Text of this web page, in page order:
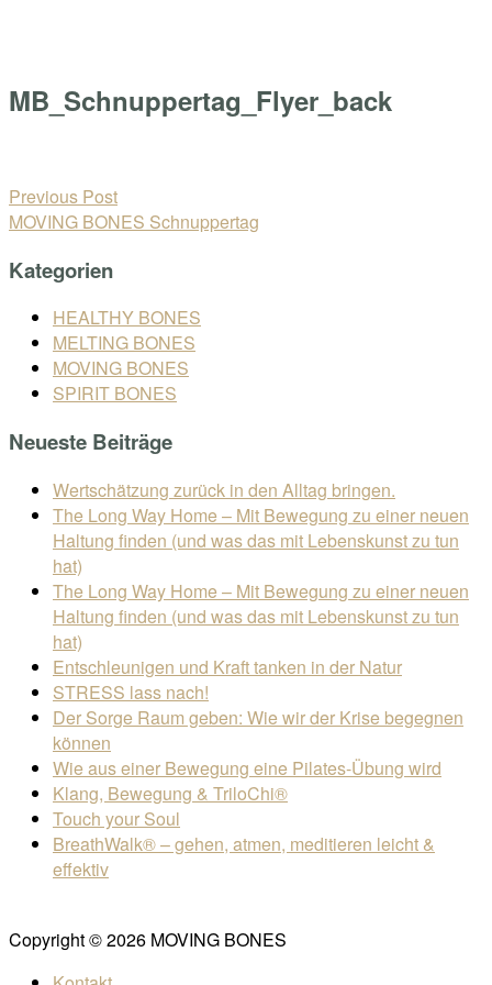
MB_Schnuppertag_Flyer_back
Beitragsnavigation
Previous Post
MOVING BONES Schnuppertag
Kategorien
HEALTHY BONES
MELTING BONES
MOVING BONES
SPIRIT BONES
Neueste Beiträge
Wertschätzung zurück in den Alltag bringen.
The Long Way Home – Mit Bewegung zu einer neuen
Haltung finden (und was das mit Lebenskunst zu tun
hat)
The Long Way Home – Mit Bewegung zu einer neuen
Haltung finden (und was das mit Lebenskunst zu tun
hat)
Entschleunigen und Kraft tanken in der Natur
STRESS lass nach!
Der Sorge Raum geben: Wie wir der Krise begegnen
können
Wie aus einer Bewegung eine Pilates-Übung wird
Klang, Bewegung & TriloChi®
Touch your Soul
BreathWalk® – gehen, atmen, meditieren leicht &
effektiv
Copyright © 2026 MOVING BONES